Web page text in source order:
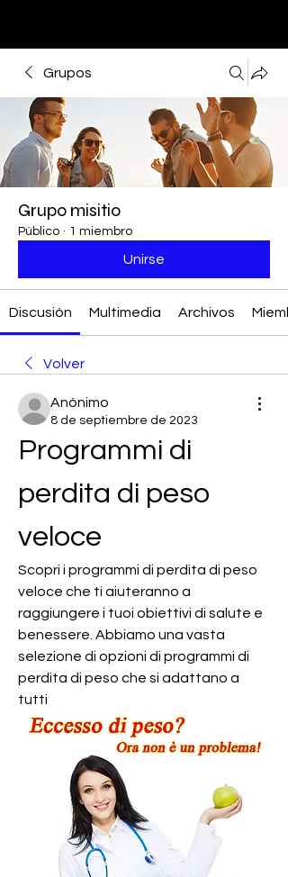
Grupos
Grupo misitio
Público · 1 miembro
Unirse
Discusión Multimedia Archivos
Volver
Anónimo
8 de septiembre de 2023
Programmi di
perdita di peso
veloce
Scopri i programmi di perdita di peso
veloce che ti aiuteranno a
raggiungere i tuoi obiettivi di salute e
benessere. Abbiamo una vasta
selezione di opzioni di programmi di
perdita di peso che si adattano a
tutti